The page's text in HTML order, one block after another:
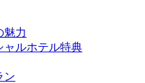
魅力
ャルホテル特典
ン